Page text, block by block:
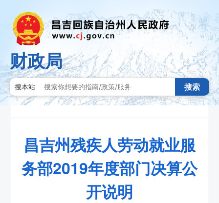
财政局
搜本站 搜索
昌吉州残疾人劳动就业服
务部2019年度部门决算公
开说明